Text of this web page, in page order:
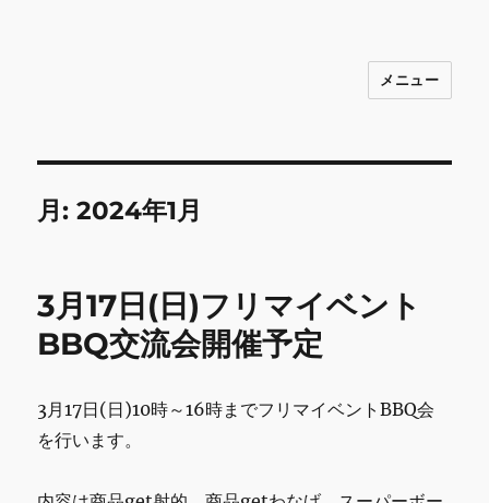
INNOCENCE ～日常に彩りを～ フ
物 etc販売 江戸川区瑞江
メニュー
月:2024年1月
3月17日(日)フリマイベント
BBQ交流会開催予定
3月17日(日)10時～16時までフリマイベントBBQ会
を行います。